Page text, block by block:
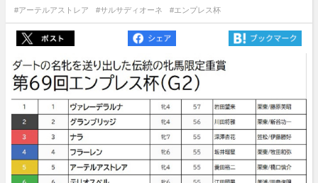
#アーテルアストレア #サルサディオーネ #エンプレス杯